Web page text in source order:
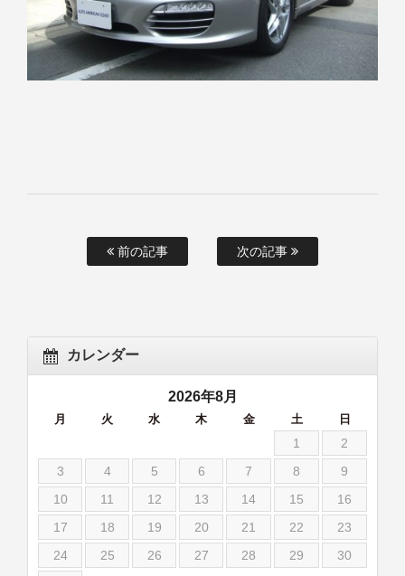
前の記事 次の記事
カレンダー
2026年8月
月 火 水 木 金 土 日
1
2
3
4 5 6 7 8
9
10
11 12 13 14 15
16
17
18 19 20 21 22
23
24
25 26 27 28 29 30